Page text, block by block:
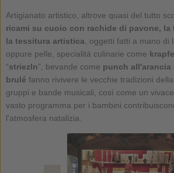
Artigianato artistico, altrove quasi del tutto
ricami su cuoio con rachide di pavone,
la tessitura artistica , oggetti fatti a mano
oppure pelle, specialità culinarie come
“striezln”, bevande come punch all'arancia
brulé fanno rivivere le vecchie tradizioni
gruppi e bande musicali, così come un
vasto programma per i bambini
l'atmosfera natalizia.